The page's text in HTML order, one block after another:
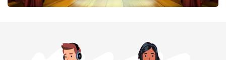
BESTEL NU